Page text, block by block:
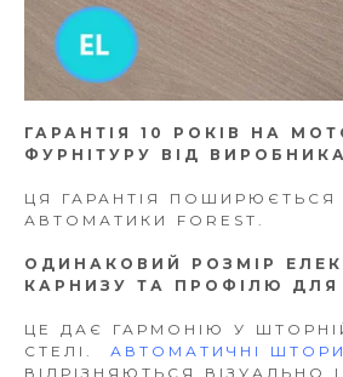
ГАРАНТІЯ 10 РОКІВ НА
ФУРНІТУРУ ВІД ВИРОБНИКА
ЦЯ ГАРАНТІЯ ПОШИРЮЄТЬСЯ
АВТОМАТИКИ FOREST.
ОДИНАКОВИЙ РОЗМІР
КАРНИЗУ ТА ПРОФІЛЮ
ЦЕ ДАЄ ГАРМОНІЮ У
СТЕЛІ. АВТОМАТИЧНІ ШТОРИ
ВІДРІЗНЯЮТЬСЯ ВІЗУАЛЬНО